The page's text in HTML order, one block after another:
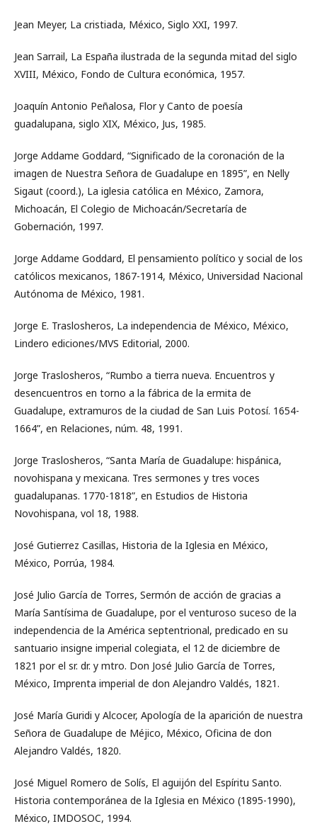
Jean Meyer, La cristiada, México, Siglo XXI, 1997.
Jean Sarrail, La España ilustrada de la segunda mitad del siglo
XVIII, México, Fondo de Cultura económica, 1957.
Joaquín Antonio Peñalosa, Flor y Canto de poesía
guadalupana, siglo XIX, México, Jus, 1985.
Jorge Addame Goddard, “Significado de la coronación de la
imagen de Nuestra Señora de Guadalupe en 1895”, en Nelly
Sigaut (coord.), La iglesia católica en México, Zamora,
Michoacán, El Colegio de Michoacán/Secretaría de
Gobernación, 1997.
Jorge Addame Goddard, El pensamiento político y social de los
católicos mexicanos, 1867-1914, México, Universidad Nacional
Autónoma de México, 1981.
Jorge E. Traslosheros, La independencia de México, México,
Lindero ediciones/MVS Editorial, 2000.
Jorge Traslosheros, “Rumbo a tierra nueva. Encuentros y
desencuentros en torno a la fábrica de la ermita de
Guadalupe, extramuros de la ciudad de San Luis Potosí. 1654-
1664”, en Relaciones, núm. 48, 1991.
Jorge Traslosheros, “Santa María de Guadalupe: hispánica,
novohispana y mexicana. Tres sermones y tres voces
guadalupanas. 1770-1818”, en Estudios de Historia
Novohispana, vol 18, 1988.
José Gutierrez Casillas, Historia de la Iglesia en México,
México, Porrúa, 1984.
José Julio García de Torres, Sermón de acción de gracias a
María Santísima de Guadalupe, por el venturoso suceso de la
independencia de la América septentrional, predicado en su
santuario insigne imperial colegiata, el 12 de diciembre de
1821 por el sr. dr. y mtro. Don José Julio García de Torres,
México, Imprenta imperial de don Alejandro Valdés, 1821.
José María Guridi y Alcocer, Apología de la aparición de nuestra
Señora de Guadalupe de Méjico, México, Oficina de don
Alejandro Valdés, 1820.
José Miguel Romero de Solís, El aguijón del Espíritu Santo.
Historia contemporánea de la Iglesia en México (1895-1990),
México, IMDOSOC, 1994.